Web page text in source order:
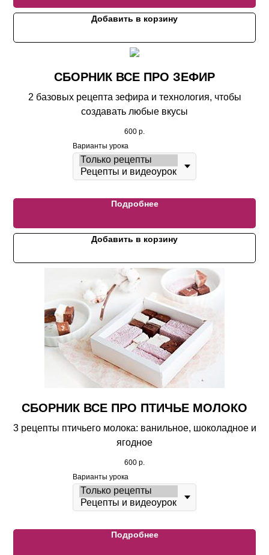
Добавить в корзину
СБОРНИК ВСЕ ПРО ЗЕФИР
2 базовых рецепта зефира и технология, чтобы
создавать любые вкусы
600 р.
Варианты урока
Подробнее
Добавить в корзину
СБОРНИК ВСЕ ПРО ПТИЧЬЕ МОЛОКО
3 рецепты птичьего молока: ванильное, шоколадное и
ягодное
600 р.
Варианты урока
Подробнее